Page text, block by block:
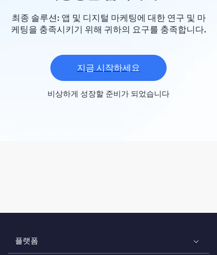
최종 솔루션: 앱 및 디지털 마케팅에 대한 연구 및 마
케팅을 충족시키기 위해 귀하의 요구를 충족합니다.
지금 시작하세요
비상하게 성장할 준비가 되었습니다
플랫폼